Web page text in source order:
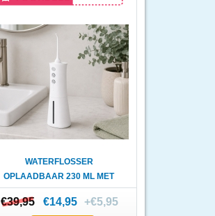
WATERFLOSSER
OPLAADBAAR 230 ML MET
USB-C
€39,95
€39,95 €14,95 +€5,95